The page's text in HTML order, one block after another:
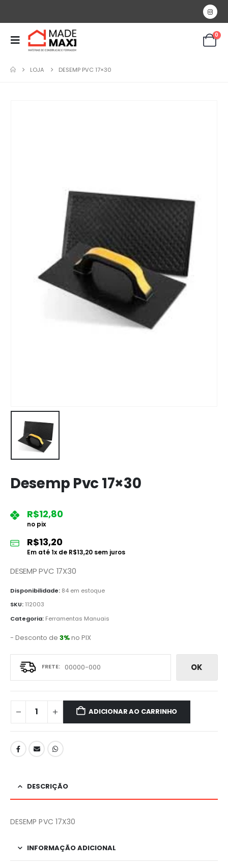
0
LOJA DESEMP PVC 17×30
Desemp Pvc 17×30
R$12,80
no pix
R$13,20
Em até1x de R$13,20 sem juros
DESEMP PVC 17X30
Disponibilidade: 84 em estoque
SKU: 112003
Categoria: Ferramentas Manuais
- Desconto de 3%no PIX
OK
ADICIONAR AO CARRINHO
DESCRIÇÃO
DESEMP PVC 17X30
INFORMAÇÃO ADICIONAL